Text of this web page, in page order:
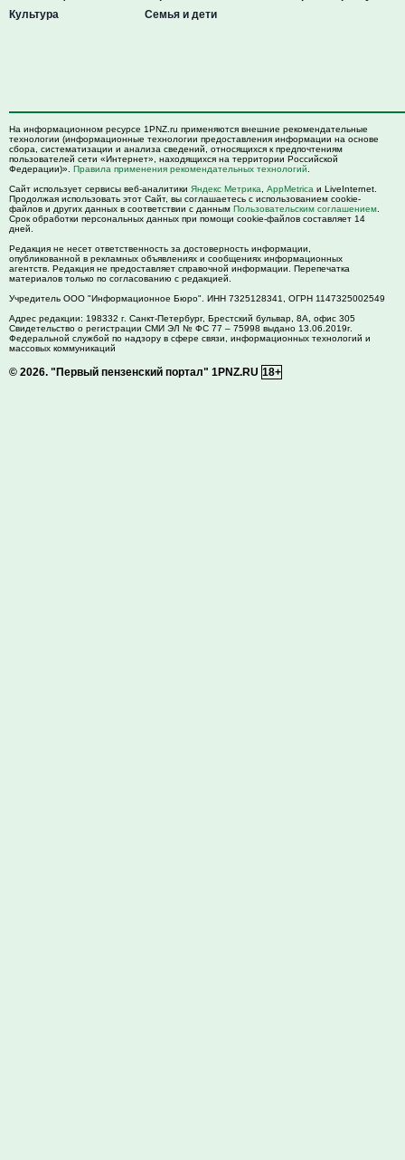
Культура
Семья и дети
На информационном ресурсе 1PNZ.ru применяются внешние рекомендательные
технологии (информационные технологии предоставления информации на основе
сбора, систематизации и анализа сведений, относящихся к предпочтениям
пользователей сети «Интернет», находящихся на территории Российской
Федерации)». Правила применения рекомендательных технологий
Сайт использует сервисы веб-аналитики Яндекс Метрика AppMetrica и LiveInternet.
Продолжая использовать этот Сайт, вы соглашаетесь с использованием cookie-
файлов и других данных в соответствии с данным Пользовательским соглашением
Срок обработки персональных данных при помощи cookie-файлов составляет 14
дней.
Редакция не несет ответственность за достоверность информации,
опубликованной в рекламных объявлениях и сообщениях информационных
агентств. Редакция не предоставляет справочной информации. Перепечатка
материалов только по согласованию с редакцией.
Учредитель ООО "Информационное Бюро". ИНН 7325128341, ОГРН 1147325002549
Адрес редакции: 198332 г. Санкт-Петербург, Брестский бульвар, 8А, офис 305
Свидетельство о регистрации СМИ ЭЛ № ФС 77 – 75998 выдано 13.06.2019г.
Федеральной службой по надзору в сфере связи, информационных технологий и
массовых коммуникаций
© 2026. "Первый пензенский портал" 1PNZ.RU 18+